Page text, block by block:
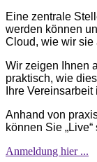
Eine zentrale
werden können
Cloud, wie wir sie
Wir zeigen Ihnen
praktisch, wie
Ihre
Anhand von
können Sie
Anmeldung hier ...